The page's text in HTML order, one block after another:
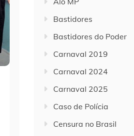
Bastidores
Bastidores do Poder
Carnaval 2019
Carnaval 2024
Carnaval 2025
Caso de Polícia
Censura no Brasil